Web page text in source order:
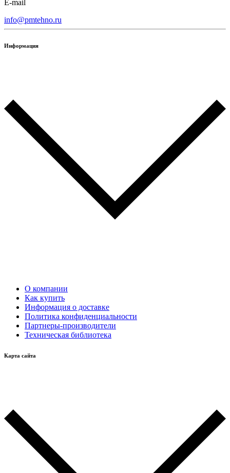
E-mail
info@pmtehno.ru
Информация
О компании
Как купить
Информация о доставке
Политика конфиденциальности
Партнеры-производители
Техническая библиотека
Карта сайта